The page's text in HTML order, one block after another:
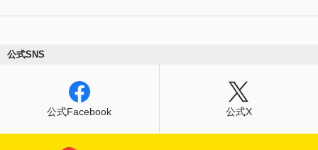
公式SNS
公式Facebook 公式X